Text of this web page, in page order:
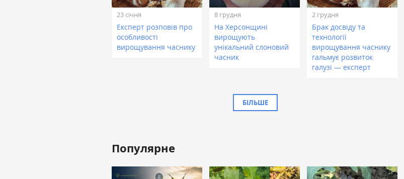
23 січня
Експерт розповів про
особливості
вирощування часнику
8 грудня
На Херсонщині
вирощують
унікальний слоновий
часник
2 грудня
Брак досвіду та
технології
вирощування часнику
гальмує розвиток
галузі — експерт
БІЛЬШЕ
Популярне